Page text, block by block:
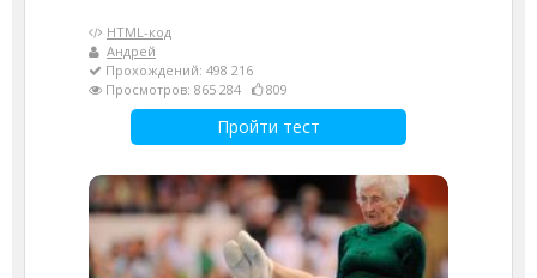
HTML-код
Андрей
Прохождений: 498 216
Просмотров: 865 284
809
Пройти тест